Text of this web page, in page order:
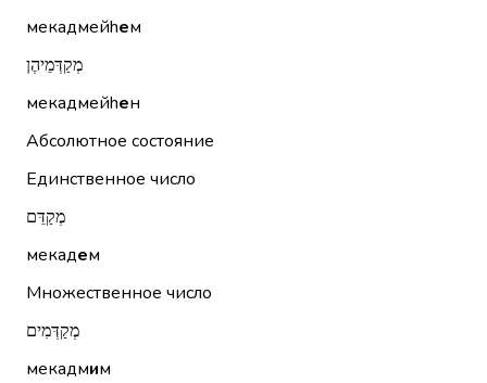
мекадмейhем
מְקַדְּמֵיהֶן
мекадмейhен
Абсолютное состояние
Единственное число
מְקַדֵּם
мекадем
Множественное число
מְקַדְּמִים
мекадмим